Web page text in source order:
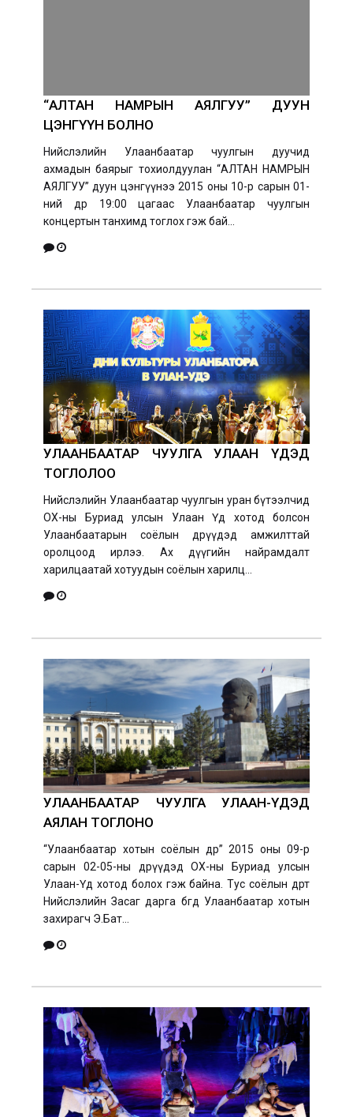
“АЛТАН НАМРЫН АЯЛГУУ” ДУУН
ЦЭНГҮҮН БОЛНО
Нийслэлийн Улаанбаатар чуулгын дуучид
ахмадын баярыг тохиолдуулан “АЛТАН НАМРЫН
АЯЛГУУ” дуун цэнгүүнээ 2015 оны 10-р сарын 01-
ний өдөр 19:00 цагаас Улаанбаатар чуулгын
концертын танхимд тоглох гэж бай...
УЛААНБААТАР ЧУУЛГА УЛААН ҮДЭД
ТОГЛОЛОО
Нийслэлийн Улаанбаатар чуулгын уран бүтээлчид
ОХ-ны Буриад улсын Улаан Үд хотод болсон
Улаанбаатарын соёлын өдрүүдэд амжилттай
оролцоод ирлээ. Ах дүүгийн найрамдалт
харилцаатай хотуудын соёлын харилц...
УЛААНБААТАР ЧУУЛГА УЛААН-ҮДЭД
АЯЛАН ТОГЛОНО
“Улаанбаатар хотын соёлын өдөр” 2015 оны 09-р
сарын 02-05-ны өдрүүдэд ОХ-ны Буриад улсын
Улаан-Үд хотод болох гэж байна. Тус соёлын өдөрт
Нийслэлийн Засаг дарга бөгөөд Улаанбаатар хотын
захирагч Э.Бат...